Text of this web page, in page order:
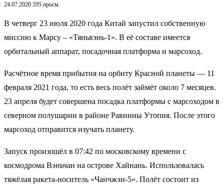
24.07.2020 595 просм.
В четверг 23 июля 2020 года Китай запустил собственную
миссию к Марсу – «Тяньвэнь-1». В её составе имеется
орбитальный аппарат, посадочная платформа и марсоход.
Расчётное время прибытия на орбиту Красной планеты — 11
февраля 2021 года, то есть весь полёт займёт около 7 месяцев.
23 апреля будет совершена посадка платформы с марсоходом в
северном полушарии в районе Равнины Утопия. После этого
марсоход отправится изучать планету.
Запуск произошёл в 07:42 по московскому времени с
космодрома Вэньчан на острове Хайнань. Использовалась
тяжёлая ракета-носитель «Чанчжэн-5». Полёт состоит из